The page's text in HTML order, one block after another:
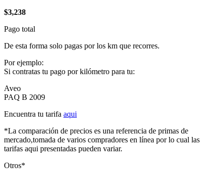
$3,238
Pago total
De esta forma solo pagas por los km que recorres.
Por ejemplo:
Si contratas tu pago por kilómetro para tu:
Aveo
PAQ B 2009
Encuentra tu tarifa aqui
*La comparación de precios es una referencia de primas de
mercado,tomada de varios compradores en línea por lo cual las
tarifas aqui presentadas pueden variar.
Otros*